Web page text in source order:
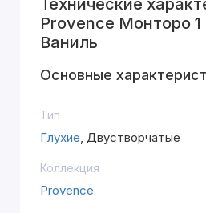
Технические
Provence Монторо
Ваниль
Основные
Тип
Глухие, Двустворчатые
Коллекция
Provence